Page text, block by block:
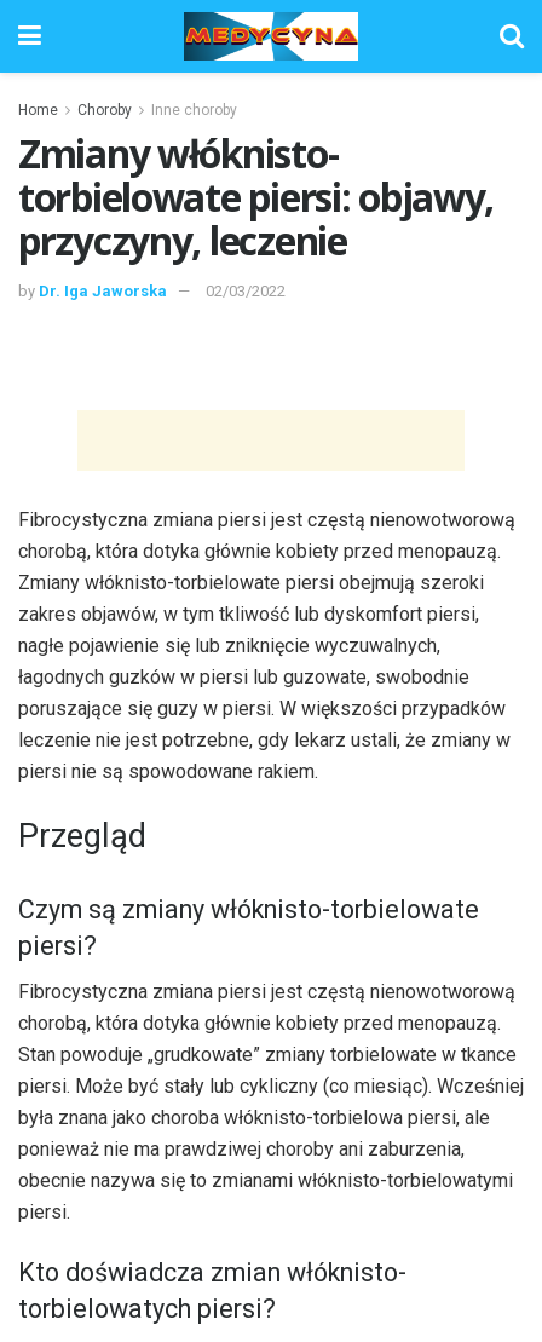
Home Choroby Inne choroby
Zmiany włóknisto-
torbielowate piersi: objawy,
przyczyny, leczenie
by Dr. Iga Jaworska 02/03/2022
Fibrocystyczna zmiana piersi jest częstą nienowotworową
chorobą, która dotyka głównie kobiety przed menopauzą.
Zmiany włóknisto-torbielowate piersi obejmują szeroki
zakres objawów, w tym tkliwość lub dyskomfort piersi,
nagłe pojawienie się lub zniknięcie wyczuwalnych,
łagodnych guzków w piersi lub guzowate, swobodnie
poruszające się guzy w piersi. W większości przypadków
leczenie nie jest potrzebne, gdy lekarz ustali, że zmiany w
piersi nie są spowodowane rakiem.
Przegląd
Czym są zmiany włóknisto-torbielowate
piersi?
Fibrocystyczna zmiana piersi jest częstą nienowotworową
chorobą, która dotyka głównie kobiety przed menopauzą.
Stan powoduje „grudkowate” zmiany torbielowate w tkance
piersi. Może być stały lub cykliczny (co miesiąc). Wcześniej
była znana jako choroba włóknisto-torbielowa piersi, ale
ponieważ nie ma prawdziwej choroby ani zaburzenia,
obecnie nazywa się to zmianami włóknisto-torbielowatymi
piersi.
Kto doświadcza zmian włóknisto-
torbielowatych piersi?